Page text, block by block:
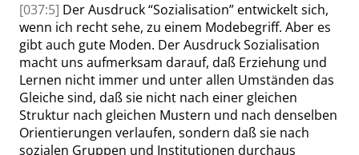
[037:5] Der Ausdruck“Sozialisation” entwickelt sich,
wenn ich recht sehe, zu einem Modebegriff. Aber es
gibt auch gute Moden. Der Ausdruck Sozialisation
macht uns aufmerksam darauf, daß Erziehung und
Lernen nicht immer und unter allen Umständen das
Gleiche sind, daß sie nicht nach einer gleichen
Struktur nach gleichen Mustern und nach denselben
Orientierungen verlaufen, sondern daß sie nach
sozialen Gruppen und Institutionen durchaus